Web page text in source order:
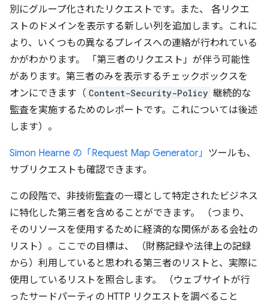
別にグループ化されたリクエストです。また、 各リクエ
ストのドメインを表示する新しい列を追加します。これに
より、いくつもの異なるプレイスへの連絡が行われている
かがわかります。 「第三者のリクエスト」が伴う可能性
があります。第三者のみを表示するチェックボックスを
オンにできます（ Content-Security-Policy 継続的な
監査を実施するためのレポートです。これについては後述
します）。
Simon Hearne の「Request Map Generator」 ツールも、
サブリクエストも確認できます。
この段階で、非技術監査の一環として特定されたビジネス
に特化した第三者を含めることができます。 （つまり、
そのリソースを使用するために経済的な関係がある会社の
リスト）。ここでの目標は、 （財務記録や法律上の記録
から）利用していると思われる第三者のリストと、実際に
使用しているリストを照合します。 （ウェブサイトが行
ったサードパーティの HTTP リクエストを調べること